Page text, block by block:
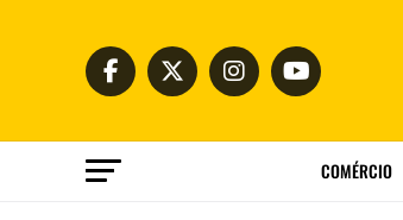
COMÉRCIO